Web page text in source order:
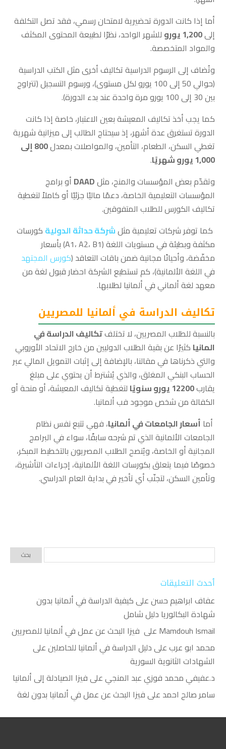
أما إذا كانت الدورة تحضيرية لامتحان رسمي، فقد تصل التكلفة
إلى1,200 يورو
للشهر الواحد، نظرًا لطبيعة المحتوى المكثف
والمواد المتخصصة.
وتُضاف إلى الرسوم الدراسية تكاليف أخرى مثل الكتب الدراسية
(حوالي 50 إلى 100 يورو لكل مستوى)، ورسوم التسجيل (تتراوح
بين 30 إلى 100 يورو مرة واحدة عند بدء الدورة).
كما يجب أخذ تكاليف المعيشة بعين الاعتبار، خاصة إذا كانت
الدورة تستغرق عدة أشهر، إذ سيحتاج الطالب إلى ميزانية شهرية
تغطي السكن، الطعام، التأمين، والمواصلات بمعدل
800 إلى
1,000 يورو شهريًا
.
وتقدّم بعض المؤسسات والمنح، مثلDAAD أو برامج
المؤسسات التعليمية الخاصة، دعمًا ماليًا جزئيًا أو كاملاً لتغطية
تكاليف الكورس للطلاب المتفوقين.
كما توفر شركات تعليمية مثلشركة حداثة الدولية كورسات
مكثفة وبطيئة في مستويات اللغة (A1، A2، B1) بأسعار
مخفّضة، وأحيانًا مجانية ضمن باقات التعاقد (كورس المجتهد
في اللغة الألمانية)، كم تستطيع الشركة احضار قبول لغة من
معهد لغة ألماني في ألمانيا لطلابها.
تكاليف الدراسة في ألمانيا للمصريين
بالنسبة للطلاب المصريين، لا تختلفتكاليف الدراسة في
المانيا كثيرًا عن بقية الطلاب الدوليين من خارج الاتحاد الأوروبي
والتي ذكرناها في مقالنا، بالإضافة إلى إثبات التمويل المالي عبر
الحساب البنكي المغلق، والذي يُشترط أن يحتوي على مبلغ
يقارب12200 يورو سنويًا
لتغطية تكاليف المعيشة، أو منحة أو
الكفالة من شخص موجود فب ألمانيا.
أما أسعار الجامعات في ألمانيا، فهي تتبع نفس نظام
الجامعات الألمانية الذي تم شرحه سابقًا، سواء في البرامج
المجانية أو الخاصة، ويُنصح الطلاب المصريون بالتخطيط المبكر،
خصوصًا فيما يتعلق بكورسات اللغة الألمانية، إجراءات التأشيرة،
وتأمين السكن، لتجنّب أي تأخير في بداية العام الدراسي.
أحدث التعليقات
عفاف ابراهيم حسنعلىكيفية الدراسة في ألمانيا بدون
شهادة البكالوريا دليل شامل
Mamdouh Ismail على فيزا البحث عن عمل في ألمانيا للمصريين
محمد ابو عربعلىدليل الدراسة في ألمانيا للحاصلين على
الشهادات الثانوية السورية
د.عفيفي محمد فوزي عبد المنجيعلىفيزا الصيادلة إلى ألمانيا
سامر صالح احمد علىفيزا البحث عن عمل في ألمانيا بدون لغة